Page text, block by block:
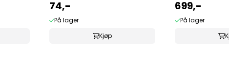
74,-
På lager
Kjøp
699,-
På lager